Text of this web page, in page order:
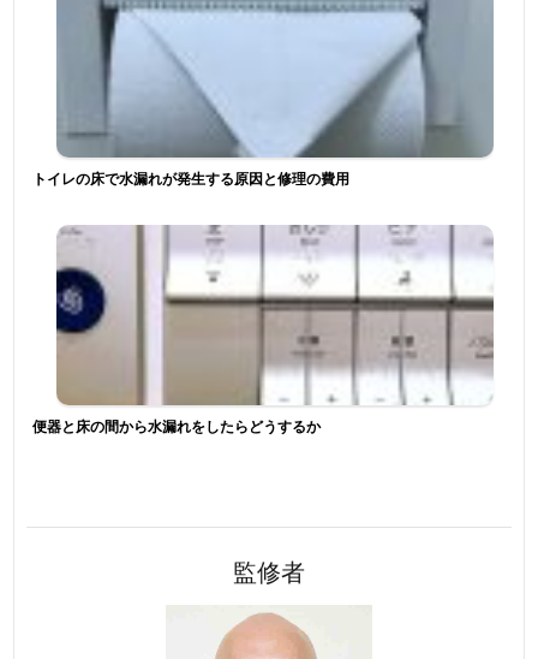
トイレの床で水漏れが発生する原因と修理の費用
便器と床の間から水漏れをしたらどうするか
監修者